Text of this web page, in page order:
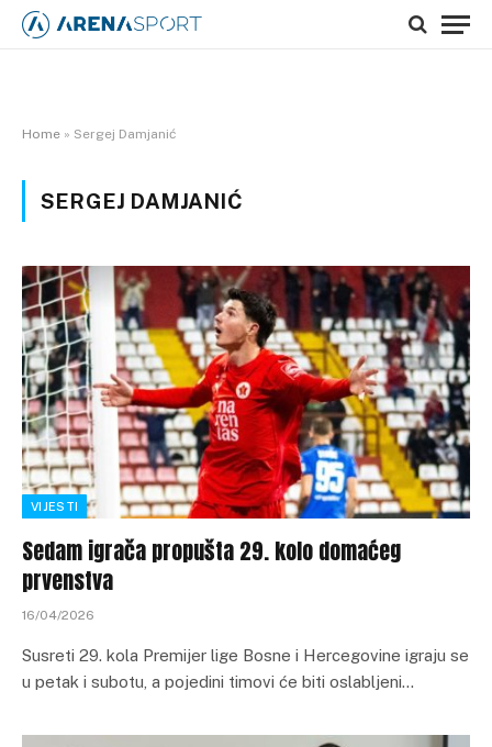
Home » Sergej Damjanić
SERGEJ DAMJANIĆ
VIJESTI
Sedam igrača propušta 29. kolo domaćeg
prvenstva
16/04/2026
Susreti 29. kola Premijer lige Bosne i Hercegovine igraju se
u petak i subotu, a pojedini timovi će biti oslabljeni…